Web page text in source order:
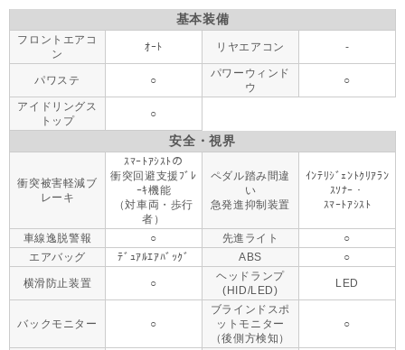
基本装備
フロントエアコ
ン
ｵｰﾄ リヤエアコン -
パワステ ○
パワーウィンド
ウ
○
アイドリングス
トップ
○
安全・視界
衝突被害軽減ブ
レーキ
ｽﾏｰﾄｱｼｽﾄの
衝突回避支援ﾌﾞﾚ
ｰｷ機能
（対車両・歩行
者）
ペダル踏み間違
い
急発進抑制装置
ｲﾝﾃﾘｼﾞｪﾝﾄｸﾘｱﾗﾝ
ｽｿﾅｰ・
ｽﾏｰﾄｱｼｽﾄ
車線逸脱警報 ○ 先進ライト
○
エアバッグ
ﾃﾞｭｱﾙｴｱﾊﾞｯｸﾞ ABS ○
横滑防止装置 ○
ヘッドランプ
(HID/LED)
LED
バックモニター ○
ブラインドスポ
ットモニター
（後側方検知）
○